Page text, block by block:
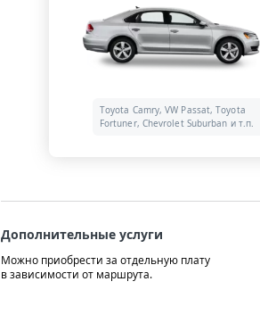
Toyota Camry, VW Passat, Toyota
Fortuner, Chevrolet Suburban и т.п.
Дополнительные услуги
Можно приобрести за отдельную плату
в зависимости от маршрута.